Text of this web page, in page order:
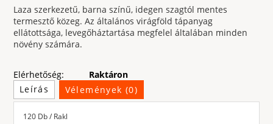
Laza szerkezetű, barna színű, idegen szagtól mentes
termesztő közeg. Az általános virágföld tápanyag
ellátottsága, levegőháztartása megfelel általában minden
növény számára.
Elérhetőség:
Raktáron
Leírás
Vélemények (0)
120 Db / Rakl